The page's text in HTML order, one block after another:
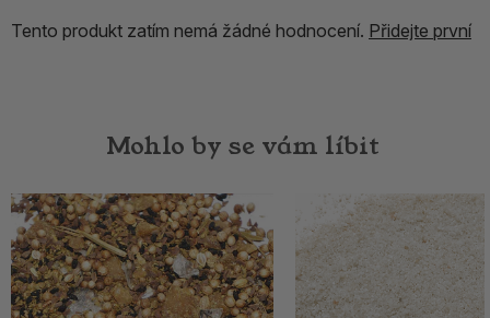
Tento produkt zatím nemá žádné hodnocení. Přidejte první
Mohlo by se vám líbit